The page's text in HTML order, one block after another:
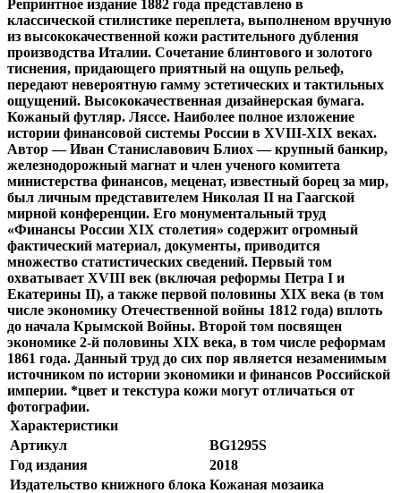
Репринтное издание 1882 года представлено в
классической стилистике переплета, выполненом вручную
из высококачественной кожи растительного дубления
производства Италии. Сочетание блинтового и золотого
тиснения, придающего приятный на ощупь рельеф,
передают невероятную гамму эстетических и тактильных
ощущений. Высококачественная дизайнерская бумага.
Кожаный футляр. Ляссе. Наиболее полное изложение
истории финансовой системы России в XVIII-XIX веках.
Автор — Иван Станиславович Блиох — крупный банкир,
железнодорожный магнат и член ученого комитета
министерства финансов, меценат, известный борец за мир,
был личным представителем Николая II на Гаагской
мирной конференции. Его монументальный труд
«Финансы России XIX столетия» содержит огромный
фактический материал, документы, приводится
множество статистических сведений. Первый том
охватывает XVIII век (включая реформы Петра I и
Екатерины II), а также первой половины XIX века (в том
числе экономику Отечественной войны 1812 года) вплоть
до начала Крымской Войны. Второй том посвящен
экономике 2-й половины XIX века, в том числе реформам
1861 года. Данный труд до сих пор является незаменимым
источником по истории экономики и финансов Российской
империи. *цвет и текстура кожи могут отличаться от
фотографии.
Характеристики
Артикул
BG1295S
Год издания
2018
Издательство книжного блока Кожаная мозаика